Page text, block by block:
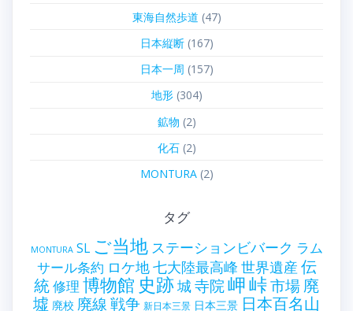
東海自然歩道 (47)
日本縦断(167)
日本一周 (157)
地形(304)
鉱物 (2)
化石(2)
MONTURA(2)
タグ
MONTURA SL ご当地 ステーションビバーク ラム
サール条約 ロケ地七大陸最高峰 世界遺産 伝
統修理 博物館 史跡城寺院岬峠市場 廃
墟 廃校 廃線戦争 新日本三景 日本三景 日本百名山